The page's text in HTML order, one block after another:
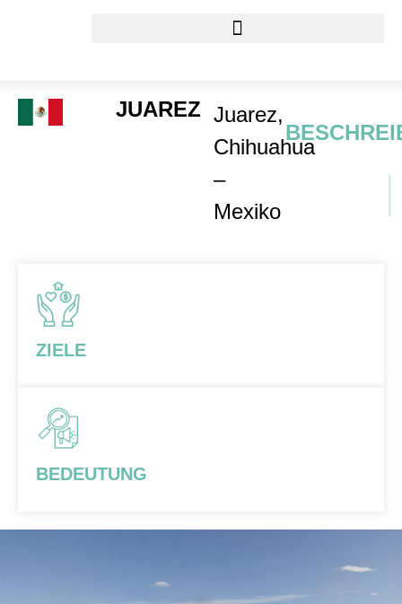
JUAREZ Juarez,
Chihuahua
–
Mexiko
ZIELE
BEDEUTUNG